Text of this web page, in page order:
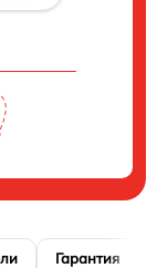
Гарантия